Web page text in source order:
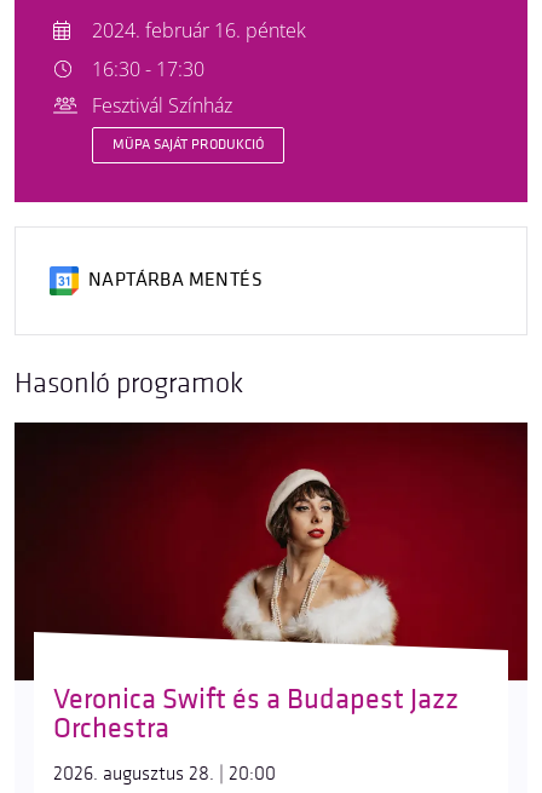
2024. február 16. péntek
16:30 - 17:30
Fesztivál Színház
MÜPA SAJÁT PRODUKCIÓ
NAPTÁRBA MENTÉS
Hasonló programok
Veronica Swift és a Budapest Jazz
Orchestra
2026. augusztus 28. | 20:00